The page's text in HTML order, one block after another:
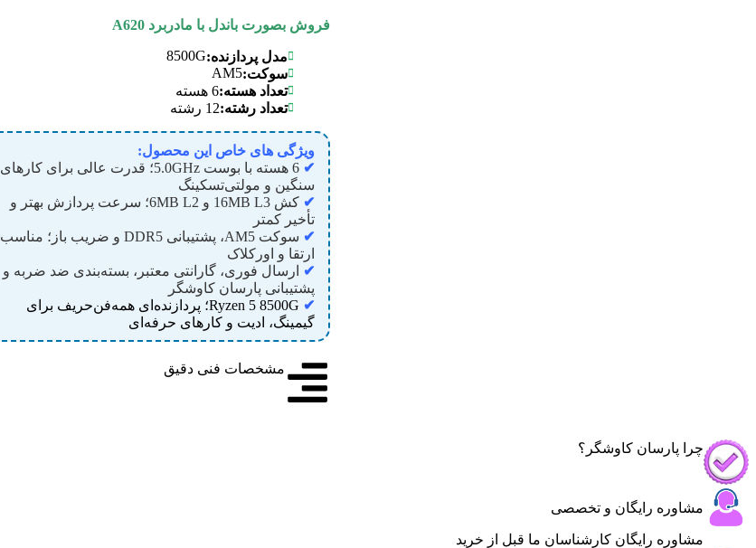
فروش بصورت باندل با مادربرد A620
مدل پردازنده:8500G
سوکت:AM5
تعداد هسته:6 هسته
تعداد رشته:12 رشته
ویژگی های خاص این محصول:
✔
6 هسته با بوست 5.0GHz؛ قدرت عالی برای کارهای
سنگین و مولتی‌تسکینگ
✔
کش 16MB L3 و 6MB L2؛ سرعت پردازش بهتر و
تأخیر کمتر
✔
سوکت AM5، پشتیبانی DDR5 و ضریب باز؛ مناسب
ارتقا و اورکلاک
✔
ارسال فوری، گارانتی معتبر، بسته‌بندی ضد ضربه و
پشتیبانی پارسان کاوشگر
✔
Ryzen 5 8500G؛ پردازنده‌ای همه‌فن‌حریف برای
گیمینگ، ادیت و کارهای حرفه‌ای
مشخصات فنی دقیق
چرا پارسان کاوشگر؟
مشاوره رایگان و تخصصی
مشاوره رایگان کارشناسان ما قبل از خرید